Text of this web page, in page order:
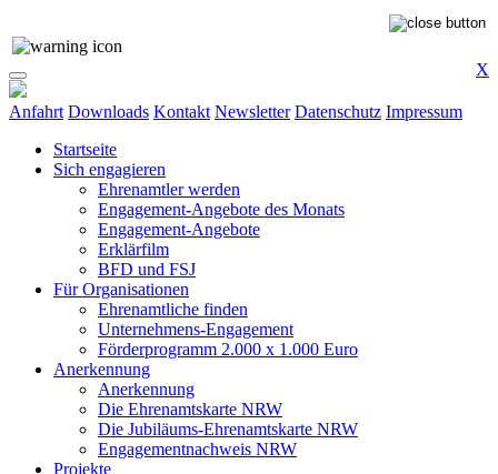
X
Anfahrt Downloads Kontakt Newsletter Datenschutz Impressum
Startseite
Sich engagieren
Ehrenamtler werden
Engagement-Angebote des Monats
Engagement-Angebote
Erklärfilm
BFD und FSJ
Für Organisationen
Ehrenamtliche finden
Unternehmens-Engagement
Förderprogramm 2.000 x 1.000 Euro
Anerkennung
Anerkennung
Die Ehrenamtskarte NRW
Die Jubiläums-Ehrenamtskarte NRW
Engagementnachweis NRW
Projekte